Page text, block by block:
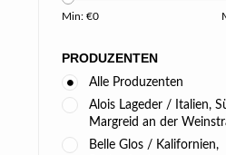
Min: €0
PRODUZENTEN
Alle Produzenten
Alois Lageder / Italien,
Margreid an der
Belle Glos / Kalifornien,